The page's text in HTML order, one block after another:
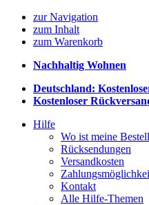
zur Navigation
zum Inhalt
zum Warenkorb
Nachhaltig Wohnen
Deutschland:
Kostenloser
Hilfe
Wo ist meine
Rücksendungen
Versandkosten
Kontakt
Alle Hilfe-Themen